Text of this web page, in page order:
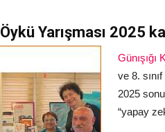
Yarışması 2025
Günışığı
ve 8.
2025
“yapay